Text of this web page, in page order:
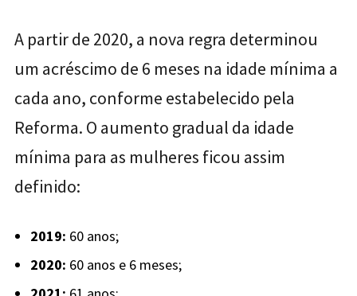
A partir de 2020, a nova regra determinou
um acréscimo de 6 meses na idade mínima a
cada ano, conforme estabelecido pela
Reforma. O aumento gradual da idade
mínima para as mulheres ficou assim
definido:
2019: 60 anos;
2020: 60 anos e 6 meses;